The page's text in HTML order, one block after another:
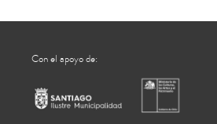
Con el apoyo de: